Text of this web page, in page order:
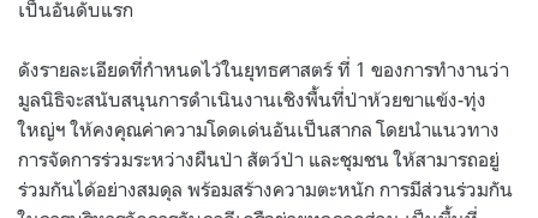
เป็นอันดับแรก
ดังรายละเอียดที่กำหนดไว้ในยุทธศาสตร์ ที่ 1 ของการทำงานว่า
มูลนิธิจะสนับสนุนการดำเนินงานเชิงพื้นที่ป่าห้วยขาแข้ง-ทุ่ง
ใหญ่ฯ ให้คงคุณค่าความโดดเด่นอันเป็นสากล โดยนำแนวทาง
การจัดการร่วมระหว่างผืนป่า สัตว์ป่า และชุมชน ให้สามารถอยู่
ร่วมกันได้อย่างสมดุล พร้อมสร้างความตะหนัก การมีส่วนร่วมกัน